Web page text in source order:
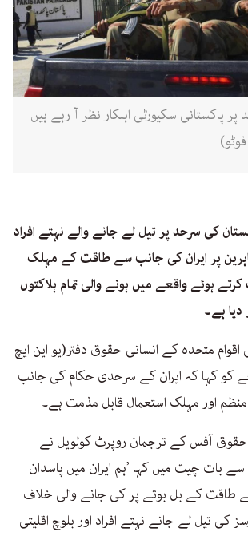
پر پاکستانی سکیورٹی اہلکار نظر آ رہے ہیں
کی سرحد پر تیل لے جانے والے نہتے افراد
پر ایران کی جانب سے طاقت کے مہلک
ہوئے واقعے میں ہونے والی تمام ہلاکتوں
ہے۔
متحدہ کے انسانی حقوق دفتر(یو این ایچ
کو کہا کہ ایران کے سرحدی حکام کی جانب
اور مہلک استعمال قابل مذمت ہے۔
حقوق آفس کے ترجمان روپرٹ کولویل نے
سے بات چیت میں کہا ’ہم ایران میں پاسدان
طاقت کے بل بوتے پر کی جانے والی خلاف
کی تیل لے جانے نہتے افراد اور بلوچ اقلیتی